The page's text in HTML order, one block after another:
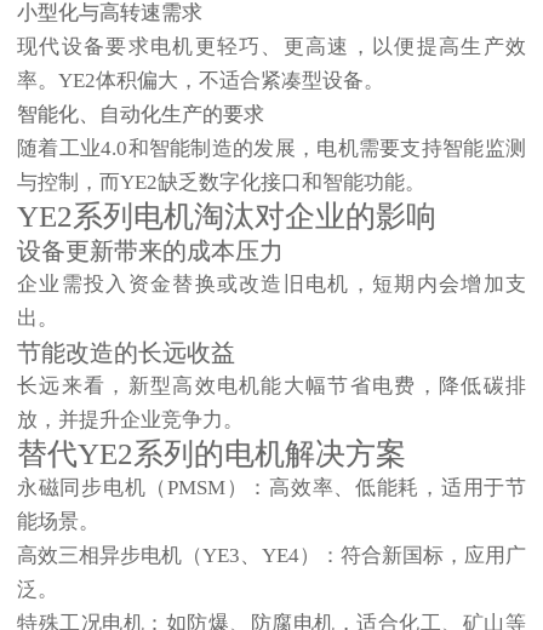
小型化与高转速需求
现代设备要求电机更轻巧、更高速，以便提高生产效
率。YE2体积偏大，不适合紧凑型设备。
智能化、自动化生产的要求
随着工业4.0和智能制造的发展，电机需要支持智能监测
与控制 ，而YE2缺乏数字化接口和智能功能。
YE2系列电机淘汰对企业的影响
设备更新带来的成本压力
企业需投入资金替换或改造旧电机，短期内会增加支
出。
节能改造的长远收益
长远来看，新型高效电机能大幅节省电费，降低碳排
放，并提升企业竞争力。
替代YE2系列的电机解决方案
永磁同步电机（PMSM）
：高效率、低能耗，适用于节
能场景。
高效三相异步电机（YE3、YE4）
：符合新国标，应用广
泛。
特殊工况电机 ：如防爆、防腐电机，适合化工、矿山等